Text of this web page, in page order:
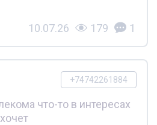
10.07.26 179 1
+74742261884
что-то в интересах